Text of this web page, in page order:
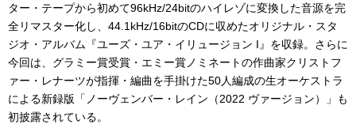
ター・テープから初めて96kHz/24bitのハイレゾに変換した音源を完
全リマスター化し、44.1kHz/16bitのCDに収めたオリジナル・スタ
ジオ・アルバム『ユーズ・ユア・イリュージョン I』を収録。さらに
今回は、グラミー賞受賞・エミー賞ノミネートの作曲家クリストフ
ァー・レナーツが指揮・編曲を手掛けた50人編成の生オーケストラ
による新録版「ノーヴェンバー・レイン（2022 ヴァージョン）」も
初披露されている。